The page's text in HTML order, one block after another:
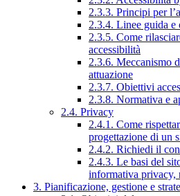
2.3.3. Principi per
2.3.4. Linee guida e
2.3.5. Come
accessibilità
2.3.6. Meccanismo
attuazione
2.3.7. Obiettivi
2.3.8. Normativa e
2.4. Privacy
2.4.1. Come
progettazione di un
2.4.2. Richiedi il
2.4.3. Le basi del
informativa privacy,
3. Pianificazione, gestione e